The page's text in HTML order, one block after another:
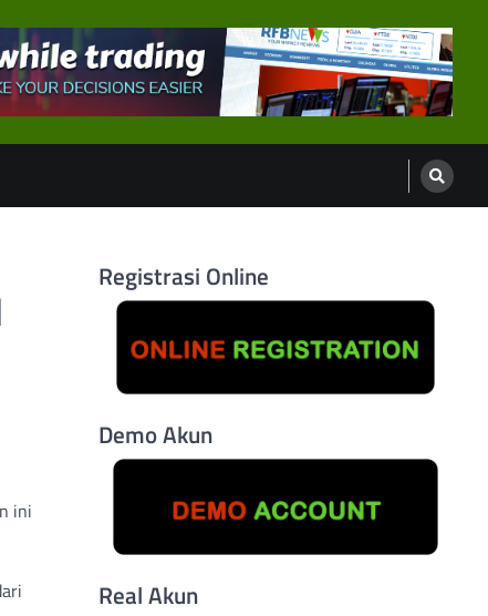
ini
Registrasi Online
Demo Akun
Real Akun